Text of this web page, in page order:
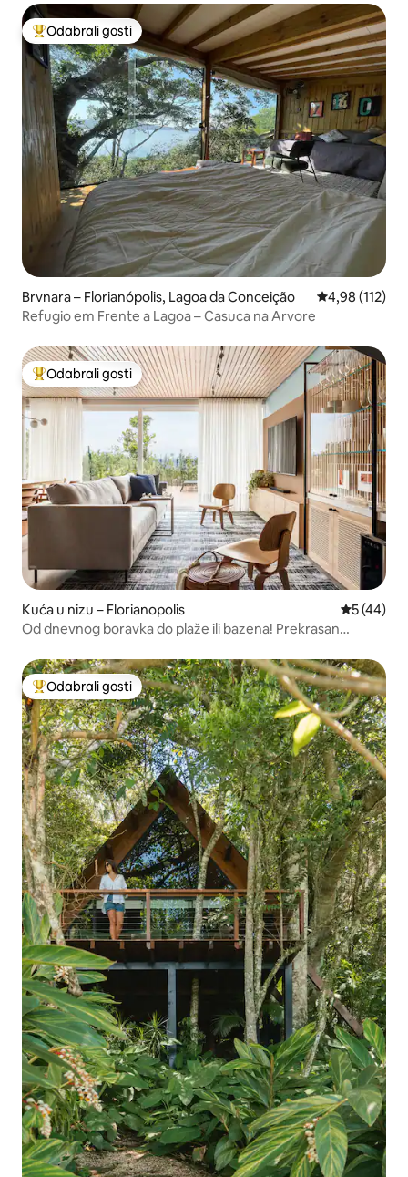
Među najviše rangiranima s oznakom „Odabrali gosti”
Odabrali gosti
Brvnara – Florianópolis, Lagoa da Conceição Prosječna
4,98 (112)
Refugio em Frente a Lagoa – Casuca na Arvore
Među najviše rangiranima s oznakom „Odabrali gosti”
Odabrali gosti
Kuća u nizu – Florianopolis Prosječna
5 (44)
Od dnevnog boravka do plaže ili bazena! Prekrasan
Među najviše rangiranima s oznakom „Odabrali gosti”
Odabrali gosti